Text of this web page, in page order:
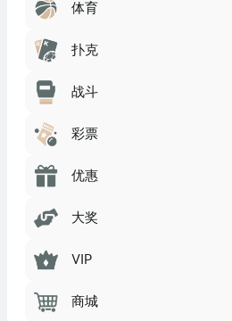
体育
扑克
战斗
彩票
优惠
大奖
VIP
商城